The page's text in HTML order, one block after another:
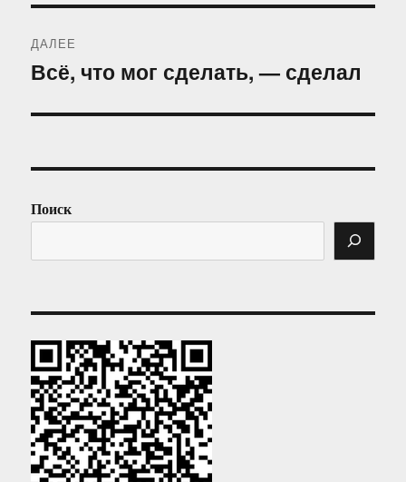
ДАЛЕЕ
Следующая
Всё, что мог сделать, — сделал
Поиск